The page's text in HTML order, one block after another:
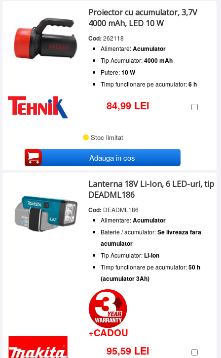
Proiector cu acumulator, 3,7V
4000 mAh, LED 10 W
Cod: 262118
Alimentare:Acumulator
Tip Acumulator:4000 mAh
Putere:10 W
Timp functionare pe acumulator:6 h
84,99 LEI
Stoc limitat
Adauga in cos
Lanterna 18V Li-Ion, 6 LED-uri, tip
DEADML186
Cod: DEADML186
Alimentare:Acumulator
Baterie / acumulator:Se livreaza fara
acumulator
Tip Acumulator: Li-Ion
Timp functionare pe acumulator:50 h
(acumulator 3Ah)
+CADOU
95,59 LEI